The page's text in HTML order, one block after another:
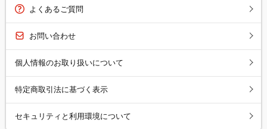
よくあるご質問
お問い合わせ
個人情報のお取り扱いについて
特定商取引法に基づく表示
セキュリティと利用環境について